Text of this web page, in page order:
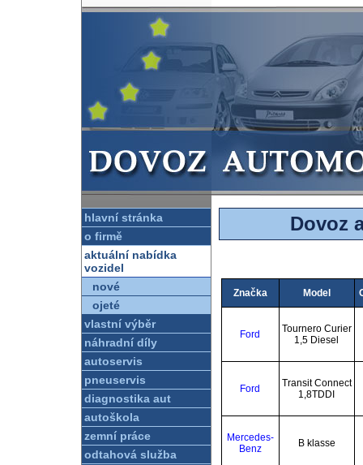
hlavní stránka
o firmě
aktuální nabídka
vozidel
nové
ojeté
vlastní výběr
náhradní díly
autoservis
pneuservis
diagnostika aut
autoškola
zemní práce
odtahová služba
Dovoz
Značka Model
Ford
Tournero Curier
1,5 Diesel
Ford
Transit Connect
1,8TDDI
Mercedes-
Benz
B klasse